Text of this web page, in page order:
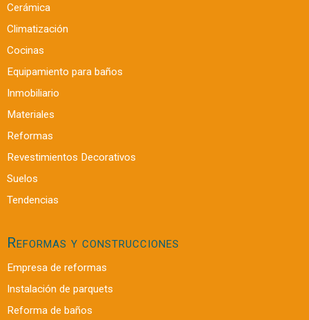
Cerámica
Climatización
Cocinas
Equipamiento para baños
Inmobiliario
Materiales
Reformas
Revestimientos Decorativos
Suelos
Tendencias
Reformas y construcciones
Empresa de reformas
Instalación de parquets
Reforma de baños